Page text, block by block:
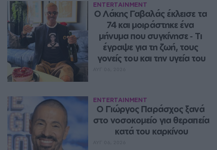
ENTERTAINMENT
Ο Λάκης Γαβαλάς έκλεισε τα
74 και μοιράστηκε ένα
μήνυμα που συγκίνησε ‑ Τι
έγραψε για τη ζωή, τους
γονείς του και την υγεία του
ENTERTAINMENT
O Γιώργος Παράσχος ξανά
στο νοσοκομείο για θεραπεία
κατά του καρκίνου